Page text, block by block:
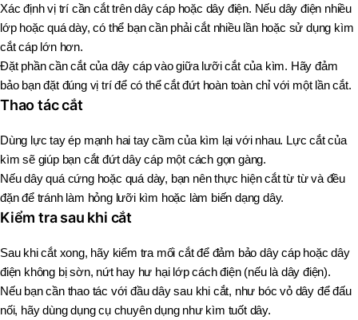
Xác định vị trí cần cắt trên dây cáp hoặc dây điện. Nếu dây điện nhiều
lớp hoặc quá dày, có thể bạn cần phải cắt nhiều lần hoặc sử dụng kìm
cắt cáp lớn hơn.
Đặt phần cần cắt của dây cáp vào giữa lưỡi cắt của kìm. Hãy đảm
bảo bạn đặt đúng vị trí để có thể cắt đứt hoàn toàn chỉ với một lần cắt.
Thao tác cắt
Dùng lực tay ép mạnh hai tay cầm của kìm lại với nhau. Lực cắt của
kìm sẽ giúp bạn cắt đứt dây cáp một cách gọn gàng.
Nếu dây quá cứng hoặc quá dày, bạn nên thực hiện cắt từ từ và đều
đặn để tránh làm hỏng lưỡi kìm hoặc làm biến dạng dây.
Kiểm tra sau khi cắt
Sau khi cắt xong, hãy kiểm tra mối cắt để đảm bảo dây cáp hoặc dây
điện không bị sờn, nứt hay hư hại lớp cách điện (nếu là dây điện).
Nếu bạn cần thao tác với đầu dây sau khi cắt, như bóc vỏ dây để đấu
nối, hãy dùng dụng cụ chuyên dụng như kìm tuốt dây.